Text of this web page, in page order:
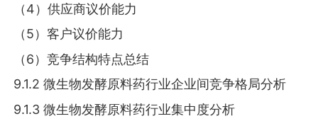
（4）供应商议价能力
（5）客户议价能力
（6）竞争结构特点总结
9.1.2 微生物发酵原料药行业企业间竞争格局分析
9.1.3 微生物发酵原料药行业集中度分析